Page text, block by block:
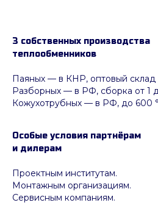
3 собственных производства
теплообменников
Паяных — в КНР, оптовый
Разборных — в РФ, сборка от 1
Кожухотрубных — в РФ, до 600
Особые условия партнёрам
и дилерам
Проектным институтам.
Монтажным организациям.
Сервисным компаниям.